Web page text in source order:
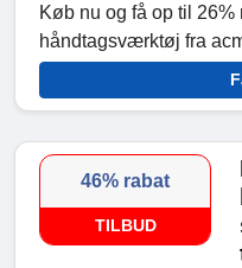
Køb nu og få op til
håndtagsværktøj fra
46% rabat
TILBUD